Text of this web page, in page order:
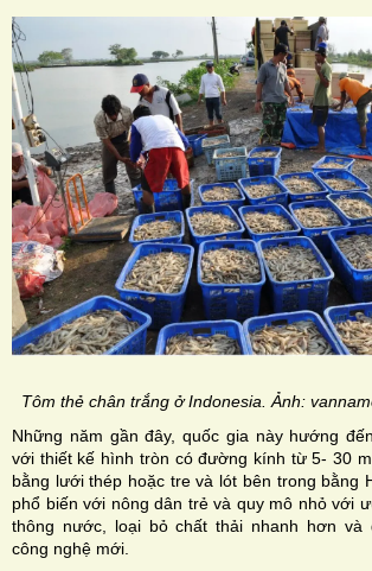
Tôm thẻ chân trắng ở Indonesia. Ảnh:
Những năm gần đây, quốc gia này hướng
với thiết kế hình tròn có đường kính từ 5- 30
bằng lưới thép hoặc tre và lót bên trong bằng
phổ biến với nông dân trẻ và quy mô nhỏ với
thông nước, loại bỏ chất thải nhanh hơn và
công nghệ mới.